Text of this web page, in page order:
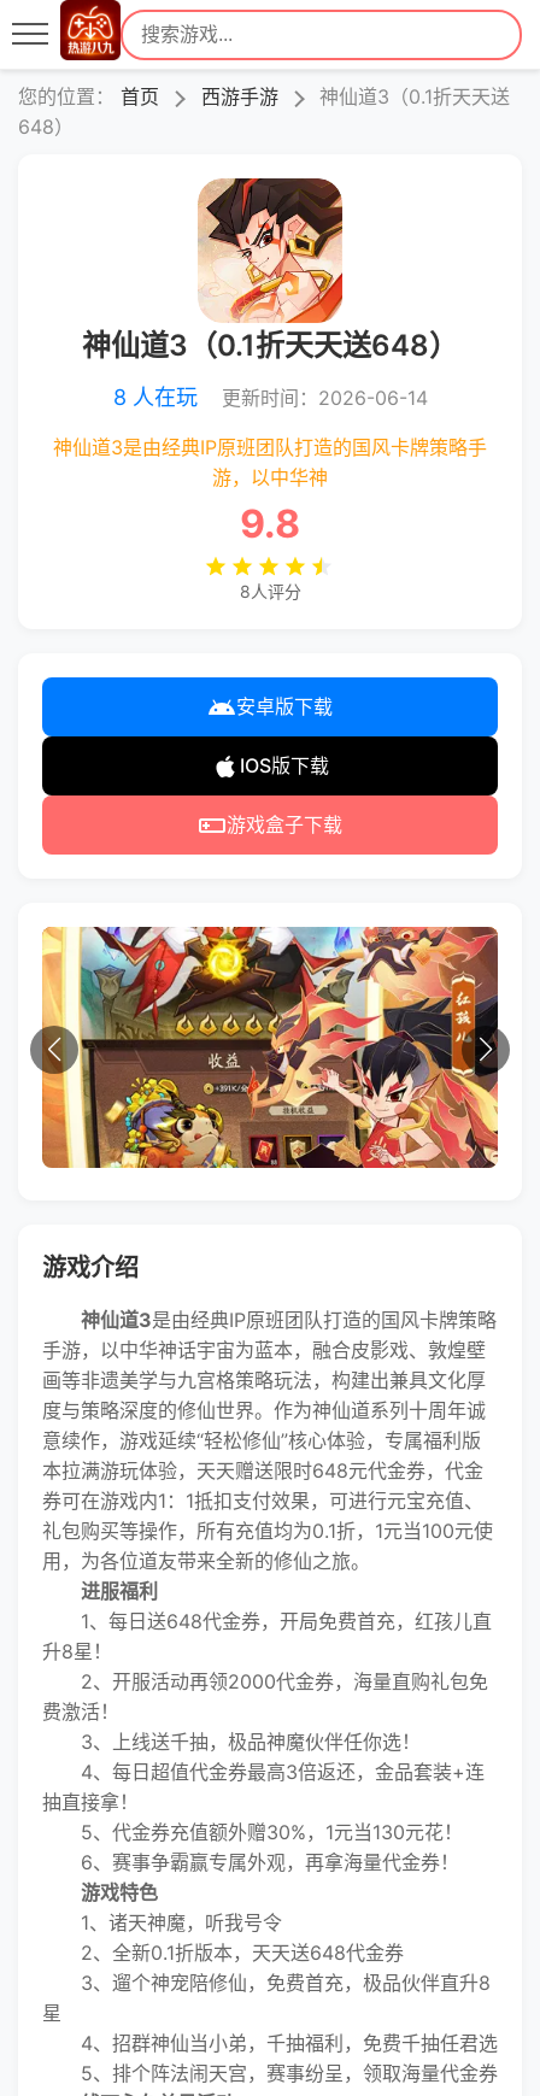
您的位置： 首页 西游手游
神仙道3（0.1折天天送
648）
神仙道3（0.1折天天送648）
8 人在玩 更新时间：2026-06-14
神仙道3是由经典IP原班团队打造的国风卡牌策略手
游，以中华神
9.8
8人评分
安卓版下载
IOS版下载
游戏盒子下载
游戏介绍
神仙道3是由经典IP原班团队打造的国风卡牌策略
手游，以中华神话宇宙为蓝本，融合皮影戏、敦煌壁
画等非遗美学与九宫格策略玩法，构建出兼具文化厚
度与策略深度的修仙世界。作为神仙道系列十周年诚
意续作，游戏延续“轻松修仙”核心体验，专属福利版
本拉满游玩体验，天天赠送限时648元代金券，代金
券可在游戏内1：1抵扣支付效果，可进行元宝充值、
礼包购买等操作，所有充值均为0.1折，1元当100元使
用，为各位道友带来全新的修仙之旅。
进服福利
1、每日送648代金券，开局免费首充，红孩儿直
升8星！
2、开服活动再领2000代金券，海量直购礼包免
费激活！
3、上线送千抽，极品神魔伙伴任你选！
4、每日超值代金券最高3倍返还，金品套装+连
抽直接拿！
5、代金券充值额外赠30%，1元当130元花！
6、赛事争霸赢专属外观，再拿海量代金券！
游戏特色
1、诸天神魔，听我号令
2、全新0.1折版本，天天送648代金券
3、遛个神宠陪修仙，免费首充，极品伙伴直升8
星
4、招群神仙当小弟，千抽福利，免费千抽任君选
5、排个阵法闹天宫，赛事纷呈，领取海量代金券